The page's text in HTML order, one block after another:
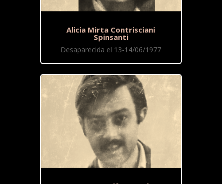
Alicia Mirta Contrisciani
Spinsanti
Desaparecida el 13-14/06/1977